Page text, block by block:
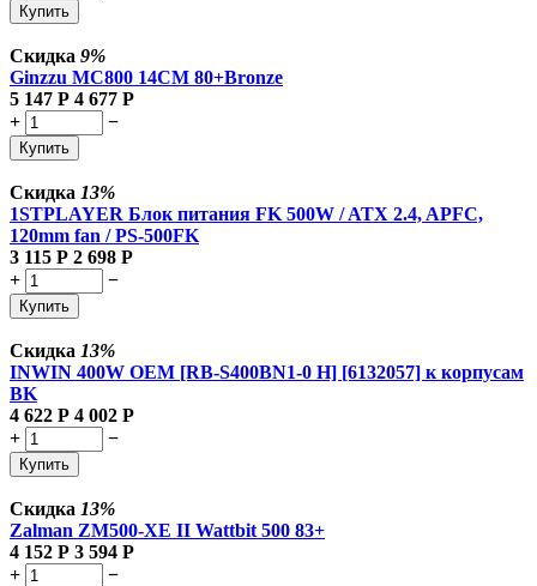
Купить
Скидка 9%
Ginzzu MC800 14CM 80+Bronze
5 147 Р 4 677 Р
+
−
Купить
Скидка 13%
1STPLAYER Блок питания FK 500W / ATX 2.4, APFC,
120mm fan / PS-500FK
3 115 Р 2 698 Р
+
−
Купить
Скидка 13%
INWIN 400W OEM [RB-S400BN1-0 H] [6132057] к корпусам
BK
4 622 Р 4 002 Р
+
−
Купить
Скидка 13%
Zalman ZM500-XE II Wattbit 500 83+
4 152 Р 3 594 Р
+
−